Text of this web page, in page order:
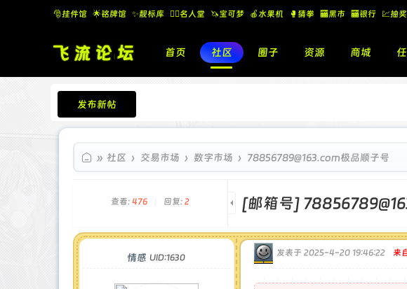
🎅挂件馆 🌟铭牌馆 ✨️靓标库 🧚‍♂️名人堂 🦄宝可梦 🍎水果机 🥊猜拳 🏧黑市 🏧银行 💹抽奖
首页 社区 圈子 资源 商城
发布新帖
飞流论坛
» 社区 › 交易市场 › 数字市场 › 78856789@163.com极品顺子号
查看: 476 回复: 2 [邮箱号]
情感 UID:1630 发表于 2025-4-20 19:46:22 来